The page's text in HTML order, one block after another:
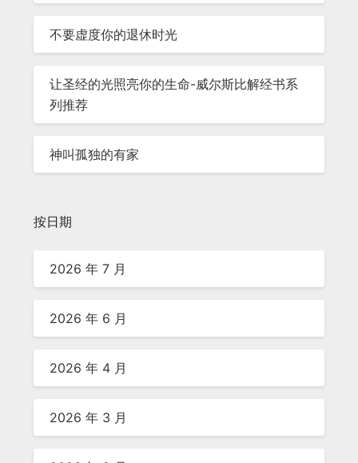
不要虚度你的退休时光
让圣经的光照亮你的生命-威尔斯比解经书系
列推荐
神叫孤独的有家
按日期
2026 年 7 月
2026 年 6 月
2026 年 4 月
2026 年 3 月